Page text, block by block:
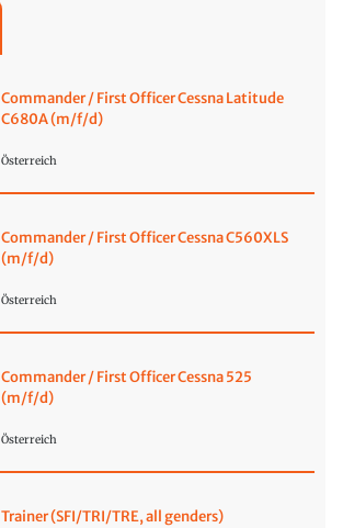
Commander / First Officer Cessna Latitude
C680A (m/f/d)
Österreich
Commander / First Officer Cessna C560XLS
(m/f/d)
Österreich
Commander / First Officer Cessna 525
(m/f/d)
Österreich
Trainer (SFI/TRI/TRE, all genders)